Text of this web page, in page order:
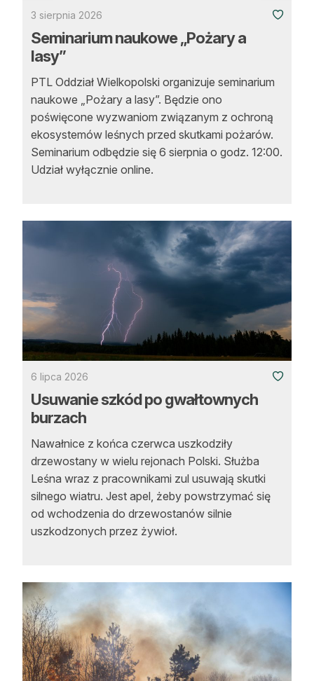
Strefa eksperta
Auto do lasu
Dla drwala
Leśnik na zakupach
Z zagranicy
Edukacja
100 lat „Lasu Polskiego”
Prenumerata
Reklama
Zostań autorem
Archiwum
Kontakt
3 sierpnia 2026
Seminarium naukowe „Pożary a
lasy”
PTL Oddział Wielkopolski organizuje seminarium
naukowe „Pożary a lasy”. Będzie ono
poświęcone wyzwaniom związanym z ochroną
ekosystemów leśnych przed skutkami pożarów.
Seminarium odbędzie się 6 sierpnia o godz. 12:00.
Udział wyłącznie online.
6 lipca 2026
Usuwanie szkód po gwałtownych
burzach
Nawałnice z końca czerwca uszkodziły
drzewostany w wielu rejonach Polski. Służba
Leśna wraz z pracownikami zul usuwają skutki
silnego wiatru. Jest apel, żeby powstrzymać się
od wchodzenia do drzewostanów silnie
uszkodzonych przez żywioł.